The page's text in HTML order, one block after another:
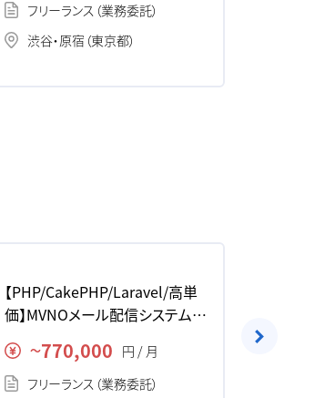
フリーランス（業務委託）
渋谷・原宿（東京都）
【PHP/CakePHP/Laravel/高単
価】MVNOメール配信システム/
基幹システム開発の求人・案件
〜770,000 円 / 月
フリーランス（業務委託）